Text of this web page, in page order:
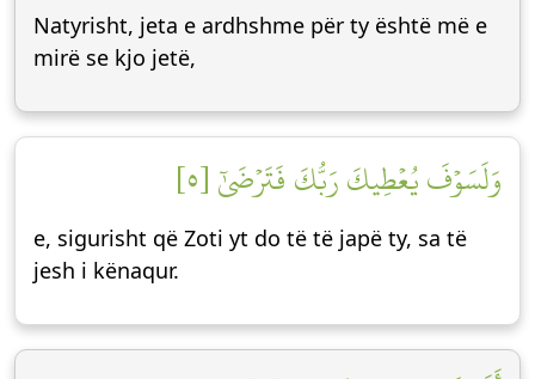
Natyrisht, jeta e ardhshme për ty është më e
mirë se kjo jetë,
وَلَسَوۡفَ يُعۡطِيكَ رَبُّكَ فَتَرۡضَىٰٓ [٥]
e, sigurisht që Zoti yt do të të japë ty, sa të
jesh i kënaqur.